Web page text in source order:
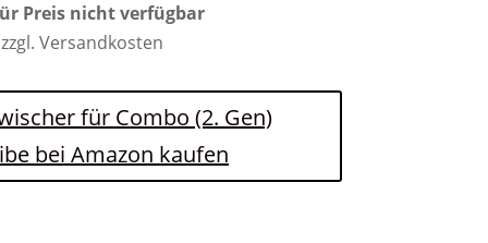
Preis nicht verfügbar
Versandkosten
für Combo (2. Gen)
bei Amazon kaufen